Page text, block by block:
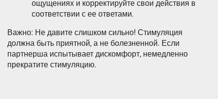
ощущениях и корректируйте свои действия в
соответствии с ее ответами.
Важно: Не давите слишком сильно! Стимуляция
должна быть приятной, а не болезненной. Если
партнерша испытывает дискомфорт, немедленно
прекратите стимуляцию.